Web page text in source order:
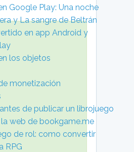
Google Play: Una noche
y La sangre de Beltrán
en app Android y
los objetos
monetización
de publicar un librojuego
web de bookgame.me
de rol: como convertir
RPG